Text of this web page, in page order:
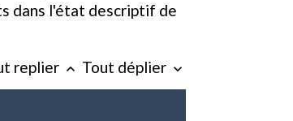
dans l'état descriptif de
replier keyboard_arrow_up Tout déplier keyboard_arrow_down